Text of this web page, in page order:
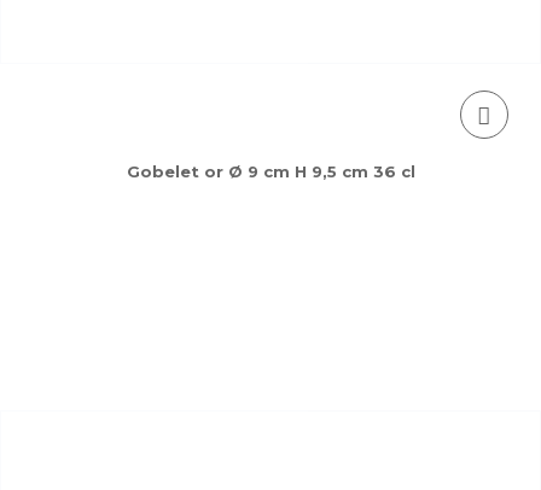
Gobelet or Ø 9 cm H 9,5 cm 36 cl